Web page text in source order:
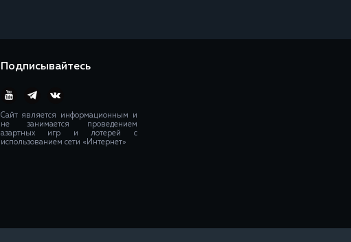
Подписывайтесь
Сайт является информационным и
не занимается проведением
азартных игр и лотерей с
использованием сети «Интернет»